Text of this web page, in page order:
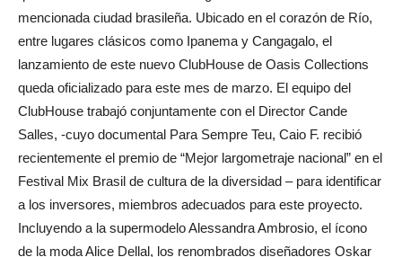
mencionada ciudad brasileña. Ubicado en el corazón de Río,
entre lugares clásicos como Ipanema y Cangagalo, el
lanzamiento de este nuevo ClubHouse de Oasis Collections
queda oficializado para este mes de marzo. El equipo del
ClubHouse trabajó conjuntamente con el Director Cande
Salles, -cuyo documental Para Sempre Teu, Caio F. recibió
recientemente el premio de “Mejor largometraje nacional” en el
Festival Mix Brasil de cultura de la diversidad – para identificar
a los inversores, miembros adecuados para este proyecto.
Incluyendo a la supermodelo Alessandra Ambrosio, el ícono
de la moda Alice Dellal, los renombrados diseñadores Oskar